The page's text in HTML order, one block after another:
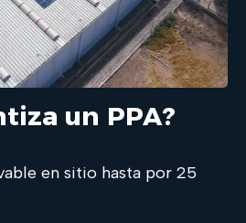
un PPA?
en sitio hasta por 25